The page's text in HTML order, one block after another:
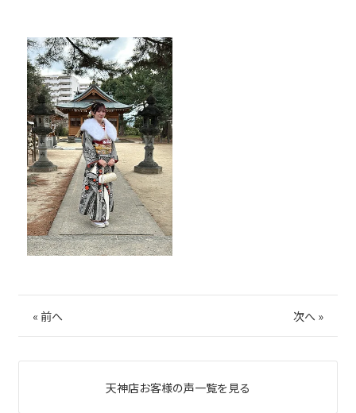
« 前へ 次へ »
天神店お客様の声一覧を見る